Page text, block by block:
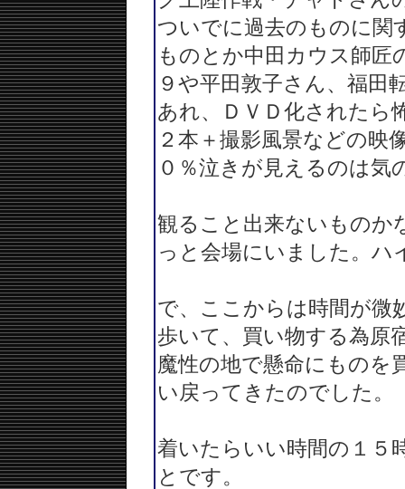
ついでに過去のものに関
ものとか中田カウス師匠
９や平田敦子さん、福
あれ、ＤＶＤ化されたら
２本＋撮影風景などの映
０％泣きが見えるのは気
観ること出来ないものか
っと会場にいました。ハ
で、ここからは時間が微
歩いて、買い物する為原
魔性の地で懸命にものを
い戻ってきたのでした。
着いたらいい時間の１５
とです。